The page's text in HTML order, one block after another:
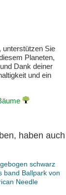
unterstützen Sie
Planeten,
Dank deiner
und ein
haben auch